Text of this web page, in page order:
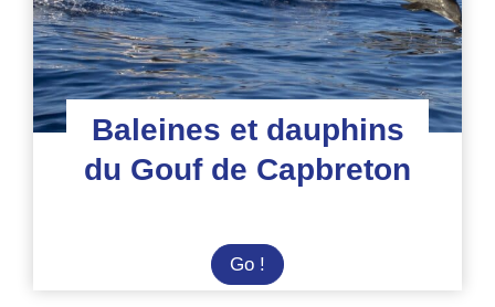
Baleines et dauphins
du Gouf de Capbreton
Go ! Baleines
et